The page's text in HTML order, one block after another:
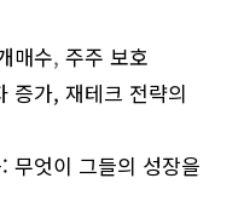
매수,주주 보호
증가, 재테크 전략의
무엇이 그들의 성장을